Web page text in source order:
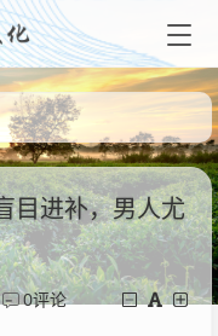
目进补，男人尤
0评论